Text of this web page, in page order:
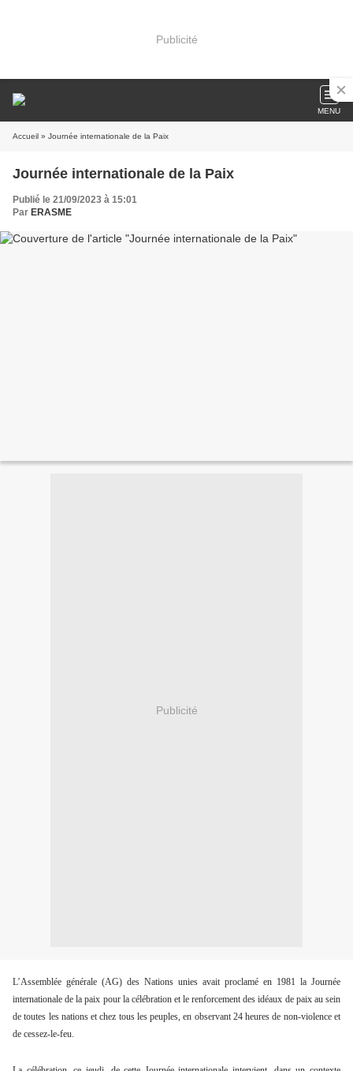
Publicité
MENU
Accueil » Journée internationale de la Paix
Journée internationale de la Paix
Publié le 21/09/2023 à 15:01
Par ERASME
Publicité
L’Assemblée générale (AG) des Nations unies avait proclamé en 1981 la Journée
internationale de la paix pour la célébration et le renforcement des idéaux de paix au sein
de toutes les nations et chez tous les peuples, en observant 24 heures de non-violence et
de cessez-le-feu.